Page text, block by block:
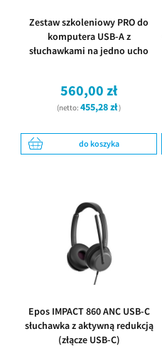
Zestaw szkoleniowy PRO do
komputera USB-A z
słuchawkami na jedno ucho
560,00 zł
(netto: 455,28 zł)
do koszyka
Epos IMPACT 860 ANC USB-C
słuchawka z aktywną redukcją
(złącze USB-C)